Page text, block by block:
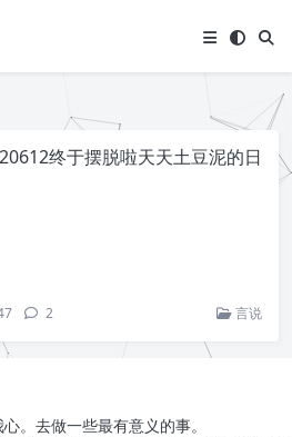
终于摆脱啦天天土豆泥的日
2 言说
。去做一些最有意义的事。